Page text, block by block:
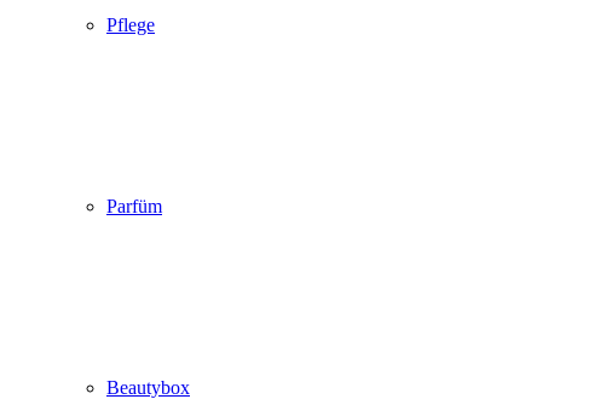
Pflege
Parfüm
Beautybox